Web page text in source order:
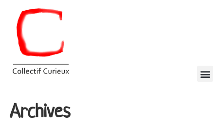
Archives